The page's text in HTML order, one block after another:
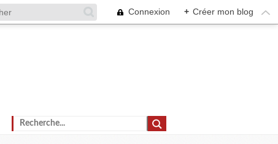
Connexion + Créer mon blog